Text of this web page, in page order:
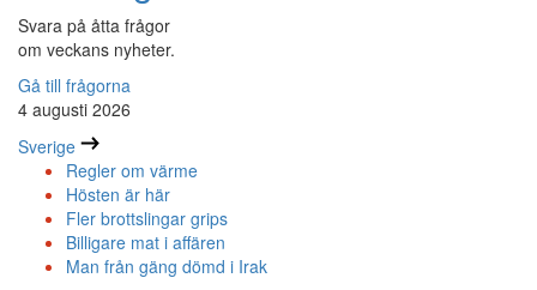
Svara på åtta frågor
om veckans nyheter.
Gå till frågorna
4 augusti 2026
Sverige
Regler om värme
Hösten är här
Fler brottslingar grips
Billigare mat i affären
Man från gäng dömd i Irak